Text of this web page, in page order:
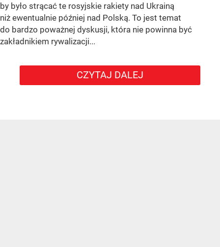
by było strącać te rosyjskie rakiety nad Ukrainą
niż ewentualnie później nad Polską. To jest temat
do bardzo poważnej dyskusji, która nie powinna być
zakładnikiem rywalizacji...
CZYTAJ DALEJ